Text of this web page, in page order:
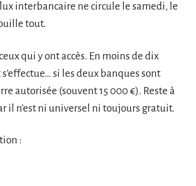
interbancaire ne circule le samedi, le
tout.
qui y ont accès. En moins de dix
si les deux banques sont
autorisée (souvent 15 000 €). Reste à
il n’est ni universel ni toujours gratuit.
: